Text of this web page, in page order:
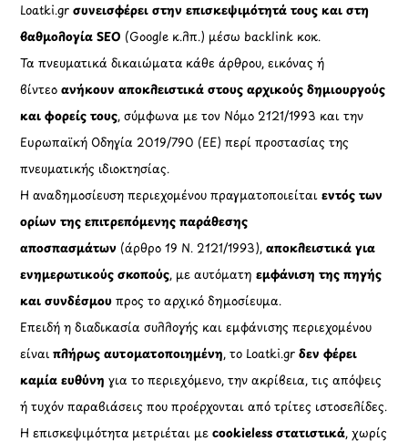
Loatki.gr συνεισφέρει στην επισκεψιμότητά τους και στη
βαθμολογία SEO (Google κ.λπ.) μέσω backlink κοκ.
Τα πνευματικά δικαιώματα κάθε άρθρου, εικόνας ή
βίντεοανήκουν αποκλειστικά στους αρχικούς δημιουργούς
και φορείς τους, σύμφωνα με τον Νόμο 2121/1993 και την
Ευρωπαϊκή Οδηγία 2019/790 (ΕΕ) περί προστασίας της
πνευματικής ιδιοκτησίας.
Η αναδημοσίευση περιεχομένου πραγματοποιείταιεντός των
ορίων της επιτρεπόμενης παράθεσης
αποσπασμάτων (άρθρο 19 Ν. 2121/1993), αποκλειστικά για
ενημερωτικούς σκοπούς, με αυτόματηεμφάνιση της πηγής
και συνδέσμου προς το αρχικό δημοσίευμα.
Επειδή η διαδικασία συλλογής και εμφάνισης περιεχομένου
είναιπλήρως αυτοματοποιημένη, το Loatki.grδεν φέρει
καμία ευθύνη για το περιεχόμενο, την ακρίβεια, τις απόψεις
ή τυχόν παραβιάσεις που προέρχονται από τρίτες ιστοσελίδες.
Η επισκεψιμότητα μετριέται μεcookieless στατιστικά, χωρίς